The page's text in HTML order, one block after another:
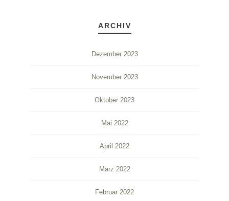
ARCHIV
Dezember 2023
November 2023
Oktober 2023
Mai 2022
April 2022
März 2022
Februar 2022